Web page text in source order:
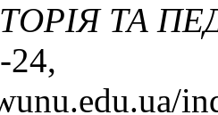
ТА
24,